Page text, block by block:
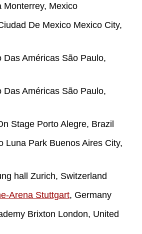
Monterrey, Mexico
De Mexico Mexico City,
Das Américas São Paulo,
Das Américas São Paulo,
Stage Porto Alegre, Brazil
Luna Park Buenos Aires City,
hall Zurich, Switzerland
Arena Stuttgart, Germany
Brixton London, United